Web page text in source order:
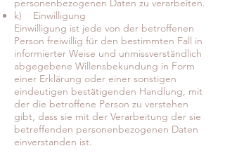
personenbezogenen Daten zu verarbeiten.
k) Einwilligung
Einwilligung ist jede von der betroffenen
Person freiwillig für den bestimmten Fall in
informierter Weise und unmissverständlich
abgegebene Willensbekundung in Form
einer Erklärung oder einer sonstigen
eindeutigen bestätigenden Handlung, mit
der die betroffene Person zu verstehen
gibt, dass sie mit der Verarbeitung der sie
betreffenden personenbezogenen Daten
einverstanden ist.